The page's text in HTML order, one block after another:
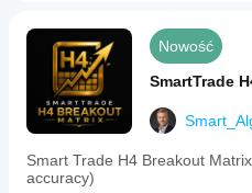
Nowość
SmartTrade
Smart Trade H4 Breakout
accuracy)